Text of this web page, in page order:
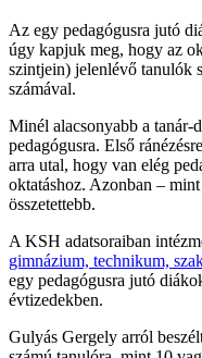
Az egy pedagógusra jutó
úgy kapjuk meg, hogy az
szintjein) jelenlévő tanulók
számával.
Minél alacsonyabb a tanár-
pedagógusra. Első
arra utal, hogy van elég
oktatáshoz. Azonban –
összetettebb.
A KSH adatsoraiban
gimnázium, technikum,
egy pedagógusra jutó
évtizedekben.
Gulyás Gergely arról